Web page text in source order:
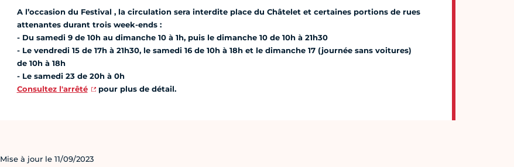
A l’occasion du Festival , la circulation sera interdite place du Châtelet et certaines portions de rues
attenantes durant trois week-ends :
- Du samedi 9 de 10h au dimanche 10 à 1h, puis le dimanche 10 de 10h à 21h30
- Le vendredi 15 de 17h à 21h30, le samedi 16 de 10h à 18h et le dimanche 17 (journée sans voitures)
de 10h à 18h
- Le samedi 23 de 20h à 0h
Consultez l'arrêté
pour plus de détail.
Mise à jour le 11/09/2023